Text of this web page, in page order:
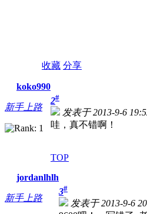
收藏 分享
koko990
新手上路
2#
发表于 2013-9-6
哇，真不错啊！
TOP
jordanlhlh
新手上路
3#
发表于 2013-9-6